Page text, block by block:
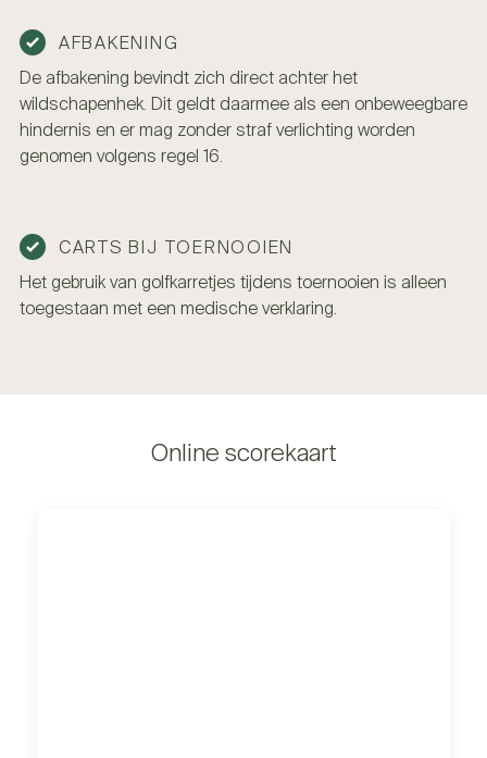
AFBAKENING
De afbakening bevindt zich direct achter het
wildschapenhek. Dit geldt daarmee als een onbeweegbare
hindernis en er mag zonder straf verlichting worden
genomen volgens regel 16.
CARTS BIJ TOERNOOIEN
Het gebruik van golfkarretjes tijdens toernooien is alleen
toegestaan met een medische verklaring.
Online scorekaart